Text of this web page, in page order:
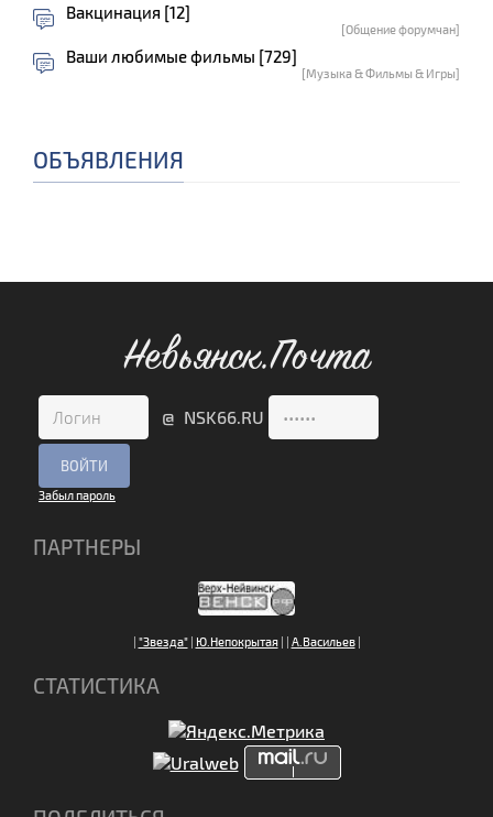
Вакцинация [12]
[Общение форумчан]
Ваши любимые фильмы [729]
[Музыка & Фильмы & Игры]
ОБЪЯВЛЕНИЯ
Невьянск.Почта
@ NSK66.RU
Забыл пароль
ПАРТНЕРЫ
| "Звезда"| Ю.Непокрытая| | А.Васильев|
СТАТИСТИКА